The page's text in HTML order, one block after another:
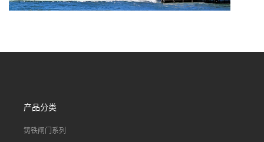
产品分类
铸铁闸门系列